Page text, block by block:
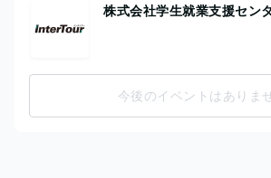
株式会社学生就業支援セン
今後のイベントはありま